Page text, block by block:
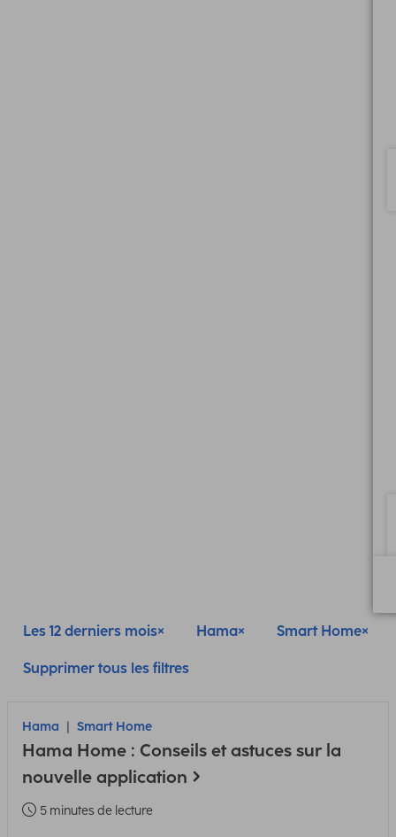
Les 12 derniers mois Hama Smart Home
Supprimer tous les filtres
Hama Smart Home
Hama Home : Conseils et astuces sur la
nouvelle application
5 minutes de lecture